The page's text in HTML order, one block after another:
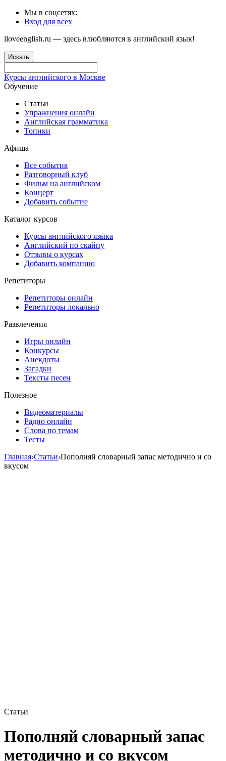
Мы в соцсетях:
Вход для всех
iloveenglish.ru — здесь влюбляются в английский язык!
Искать
Курсы английского в Москве
Обучение
Статьи
Упражнения онлайн
Английская грамматика
Топики
Афиша
Все события
Разговорный клуб
Фильм на английском
Концерт
Добавить событие
Каталог курсов
Курсы английского языка
Английский по скайпу
Отзывы о курсах
Добавить компанию
Репетиторы
Репетиторы онлайн
Репетиторы локально
Развлечения
Игры онлайн
Конкурсы
Анекдоты
Загадки
Тексты песен
Полезное
Видеоматериалы
Радио онлайн
Слова по темам
Тесты
Главная›Статьи›Пополняй словарный запас методично и со
вкусом
Статьи
Пополняй словарный запас
методично и со вкусом